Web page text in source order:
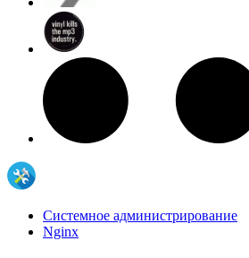
Системное администрирование
Nginx